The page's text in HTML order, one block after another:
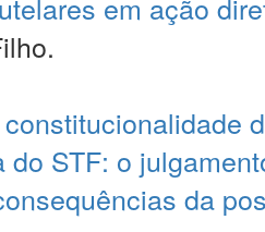
do STF: o
da